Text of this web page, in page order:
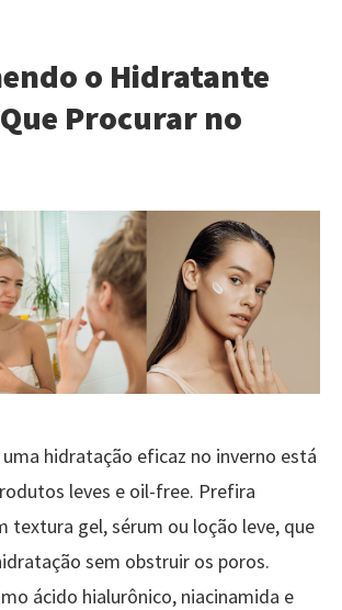
o Hidratante
Procurar no
hidratação eficaz no inverno está
leves e oil-free. Prefira
textura gel, sérum ou loção leve, que
sem obstruir os poros.
ácido hialurônico, niacinamida e